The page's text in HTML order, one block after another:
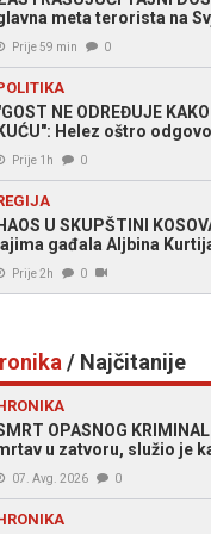
meta terorista na
Prije 59 min 0
NE ODREĐUJE
Helez oštro
Prije 1h 0
U SKUPŠTINI
gađala Aljbina
Prije 2h 0
/ Najčitanije
OPASNOG
u zatvoru, služio je
07. Avg. 2026 0